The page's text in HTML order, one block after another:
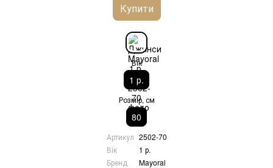
Купити
Вік
1 р.
Розмір, см
80
Артикул 2502-70
Вік
1 р.
Бренд
Mayoral